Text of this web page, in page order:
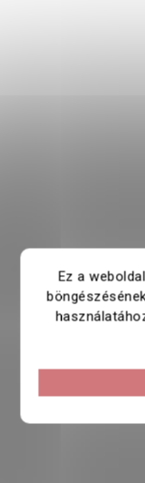
Ez a